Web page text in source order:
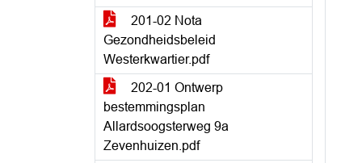
201-02 Nota
Gezondheidsbeleid
Westerkwartier.pdf
202-01 Ontwerp
bestemmingsplan
Allardsoogsterweg 9a
Zevenhuizen.pdf